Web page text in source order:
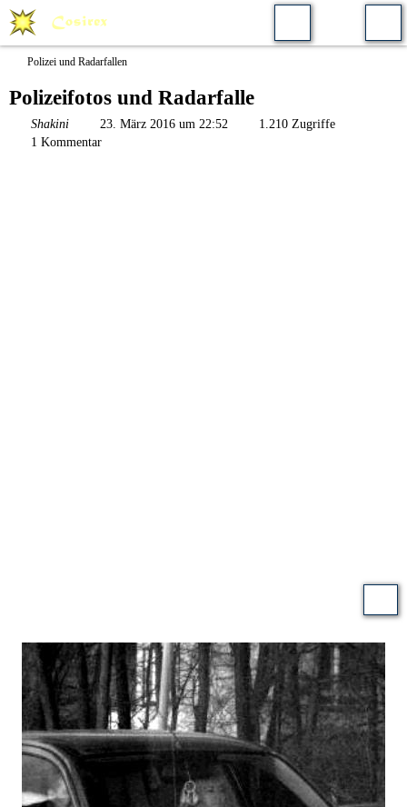
Polizei und Radarfallen
Polizeifotos und Radarfalle
Shakini 23. März 2016 um 22:52
1.210 Zugriffe
1 Kommentar